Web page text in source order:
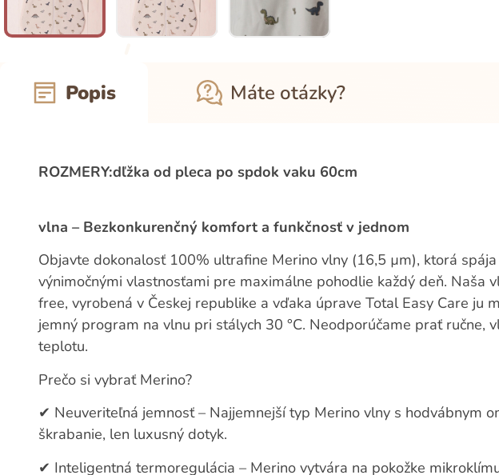
Popis Máte otázky?
ROZMERY:dľžka od pleca po spdok vaku 60cm
vlna – Bezkonkurenčný komfort a funkčnosť v jednom
Objavte dokonalosť 100% ultrafine Merino vlny (16,5 µm), ktorá
výnimočnými vlastnosťami pre maximálne pohodlie každý deň. Naša
free, vyrobená v Českej republike a vďaka úprave Total Easy Care ju
jemný program na vlnu pri stálych 30 °C. Neodporúčame prať ručne,
teplotu.
Prečo si vybrať Merino?
✔ Neuveriteľná jemnosť – Najjemnejší typ Merino vlny s hodvábnym
škrabanie, len luxusný dotyk.
✔ Inteligentná termoregulácia – Merino vytvára na pokožke